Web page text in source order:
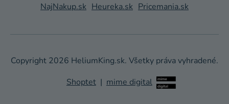
NajNakup.sk Heureka.sk Pricemania.sk
Shoptet | mime digital
Copyright 2026 HeliumKing.sk. Všetky práva vyhradené.